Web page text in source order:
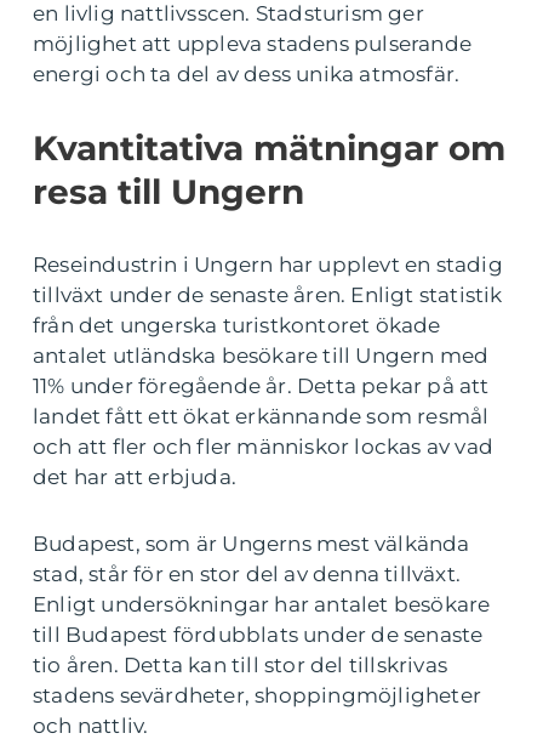
en livlig nattlivsscen. Stadsturism ger
möjlighet att uppleva stadens pulserande
energi och ta del av dess unika atmosfär.
Kvantitativa mätningar om
resa till Ungern
Reseindustrin i Ungern har upplevt en stadig
tillväxt under de senaste åren. Enligt statistik
från det ungerska turistkontoret ökade
antalet utländska besökare till Ungern med
11% under föregående år. Detta pekar på att
landet fått ett ökat erkännande som resmål
och att fler och fler människor lockas av vad
det har att erbjuda.
Budapest, som är Ungerns mest välkända
stad, står för en stor del av denna tillväxt.
Enligt undersökningar har antalet besökare
till Budapest fördubblats under de senaste
tio åren. Detta kan till stor del tillskrivas
stadens sevärdheter, shoppingmöjligheter
och nattliv.